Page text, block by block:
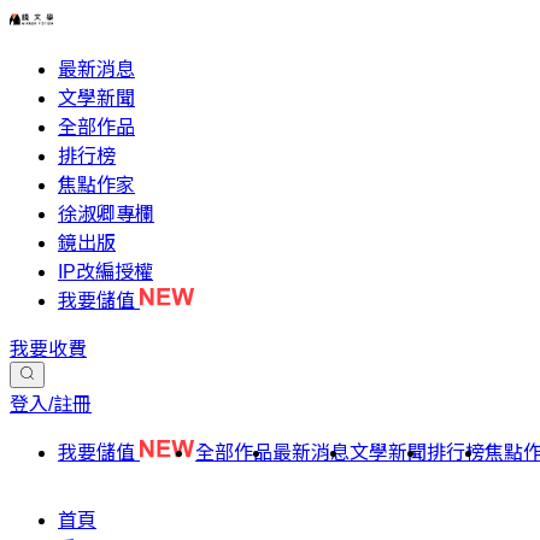
最新消息
文學新聞
全部作品
排行榜
焦點作家
徐淑卿專欄
鏡出版
IP改編授權
我要儲值
我要收費
登入/註冊
我要儲值 全部作品最新消息文學新聞排行榜焦點
首頁